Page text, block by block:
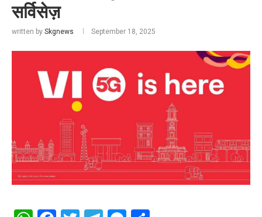
सर्विसेज़
written by Skgnews September 18, 2025